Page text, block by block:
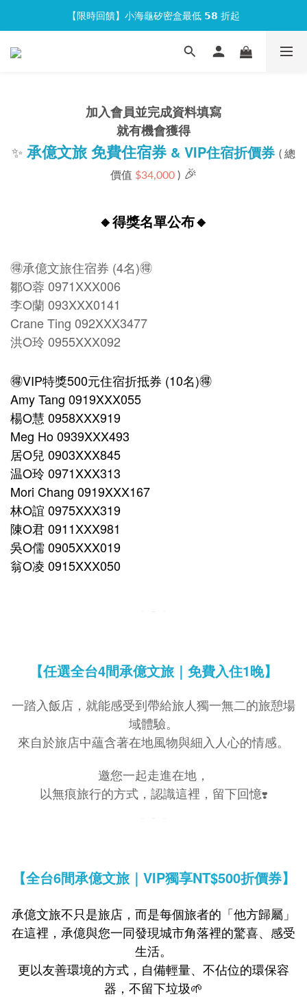
官網會員首次下單現折 $𝟏𝟎𝟎 元❕
【限時回饋】小海龜矽密盒最低 𝟱𝟴 折起
官網會員首次下單現折 $𝟏𝟎𝟎 元❕
加入會員並完成資料填寫
就有機會獲得
✨ 承億文旅 免費住宿券& VIP住宿折價券 ( 總
價值 $34,000 ) 🎉
🔸得獎名單公布🔸
🉐承億文旅住宿券 (4名)🉐
鄒O蓉 0971XXX006
李O蘭093XXX0141
Crane Ting 092XXX3477
洪O玲 0955XXX092
🉐VIP特獎500元住宿折抵券 (10名)🉐
Amy Tang 0919XXX055
楊O慧 0958XXX919
Meg Ho0939XXX493
居O兒 0903XXX845
温O玲 0971XXX313
Mori Chang 0919XXX167
林O誼 0975XXX319
陳O君0911XXX981
吳O儒0905XXX019
翁O凌 0915XXX050
【任選全台4間承億文旅｜ 免費入住1晚】
一踏入飯店，就能感受到帶給旅人獨一無二的旅憩場
域體驗。
來自於旅店中蘊含著在地風物與細入人心的情感。
邀您一起走進在地，
以無痕旅行的方式，認識這裡，留下回憶❣️
【全台6間承億文旅｜VIP獨享NT$500折價券】
承億文旅不只是旅店，而是每個旅者的「他方歸屬」
在這裡，承億與您一同發現城市角落裡的驚喜、感受
生活。
更以友善環境的方式，自備輕量、不佔位的環保容
器，不留下垃圾🌱